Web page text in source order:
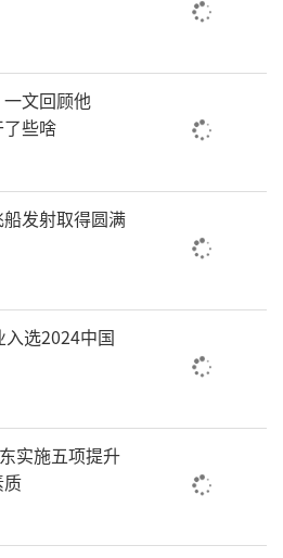
强调要素向主责主业集中
日为海内外26家报纸网
未敢忘忧国的那种文人。
应声而出，自是当然。
大，一口气写出，全在于
，便是一刻也离不开读
总感到“书到用时方恨
日日新，总有新东西出
以写文章时，先是狂命地
景，对比人家的观点，明
东西，而且要找准，说一
终究说来，我还是一直在
天用，天天写。
文回顾他
些啥
发射取得圆满
选2024中国
实施五项提升